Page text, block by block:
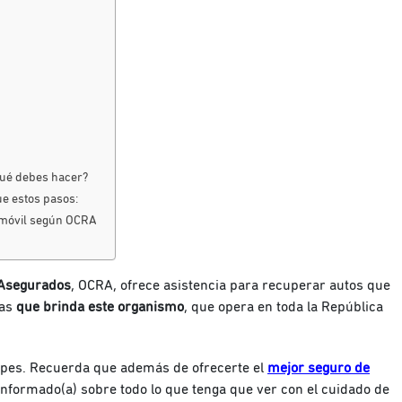
debes hacer?
estos pasos:
según OCRA
, OCRA, ofrece asistencia para recuperar autos que
que brinda este organismo, que opera en toda la República
Recuerda que además de ofrecerte el mejor seguro de
sobre todo lo que tenga que ver con el cuidado de